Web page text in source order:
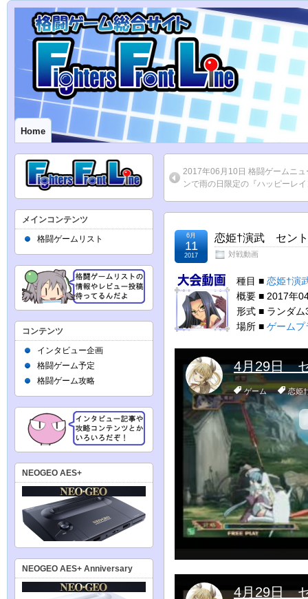
Home
2017年06月10日 格闘ゲームニ
ンで雨の日限定の『ハッピーレ
恋姫†演武 セン
対戦動画
6月
11
2017
種目 ■ 恋姫†演
概要 ■ 2017年
形式 ■ ランダ
場所 ■ ゲームプ
メインコンテンツ
格闘ゲームリスト
コンテンツ
インタビュー企画
格闘ゲーム予定
格闘ゲーム攻略
NEOGEO AES+
NEOGEO AES+ Anniversary